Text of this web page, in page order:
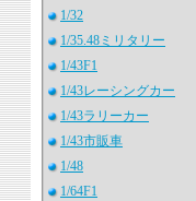
1/32
1/35.48ミリタリー
1/43F1
1/43レーシングカー
1/43ラリーカー
1/43市販車
1/48
1/64F1